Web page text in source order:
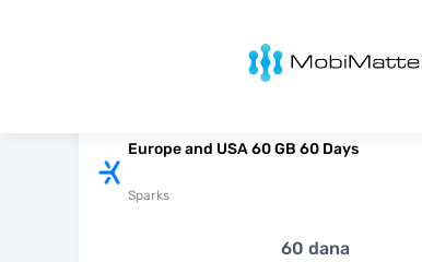
MobiMatter
Europe and USA 60 GB 60 Days
Sparks
60 dana